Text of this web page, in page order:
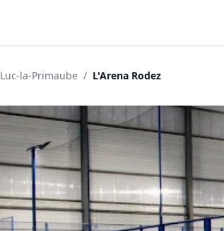
Luc-la-Primaube / L'Arena Rodez